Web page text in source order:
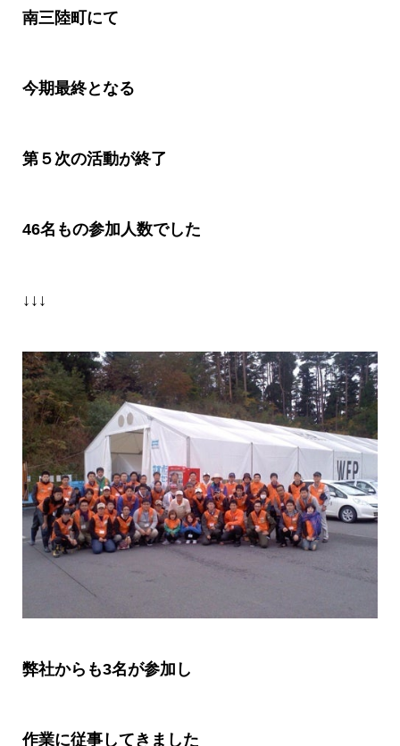
南三陸町にて
今期最終となる
第５次の活動が終了
46名もの参加人数でした
↓↓↓
弊社からも3名が参加し
作業に従事してきました